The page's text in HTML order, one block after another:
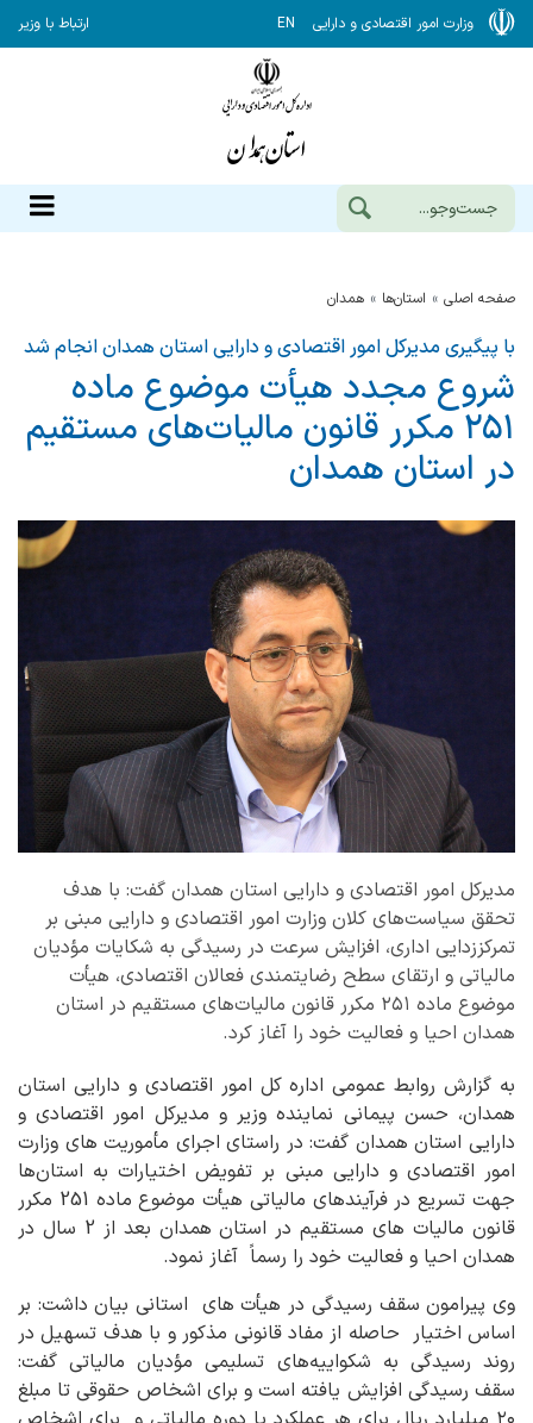
وزارت امور اقتصادی و دارایی EN ارتباط با وزیر
صفحه اصلی استان‌ها همدان
با پیگیری‌ مدیرکل امور اقتصادی و دارایی استان همدان انجام شد
شروع مجدد هیأت موضوع ماده
۲۵۱ مکرر قانون مالیات‌های مستقیم
در استان همدان
مدیرکل امور اقتصادی و دارایی استان همدان گفت: با هدف
تحقق سیاست‌های کلان وزارت امور اقتصادی و دارایی مبنی بر
تمرکززدایی اداری، افزایش سرعت در رسیدگی به شکایات مؤدیان
مالیاتی و ارتقای سطح رضایتمندی فعالان اقتصادی، هیأت
موضوع ماده ۲۵۱ مکرر قانون مالیات‌های مستقیم در استان
همدان احیا و فعالیت خود را آغاز کرد.
به گزارش روابط عمومی اداره کل امور اقتصادی و دارایی استان
همدان، حسن پیمانی نماینده وزیر و مدیرکل امور اقتصادی و
دارایی استان همدان گفت: در راستای اجرای مأموریت های وزارت
امور اقتصادی و دارایی مبنی بر تفویض اختیارات به استان‌ها
جهت تسریع در فرآیندهای مالیاتی هیأت موضوع ماده 251 مکرر
قانون مالیات های مستقیم در استان همدان بعد از 2 سال در
همدان احیا و فعالیت خود را رسماً آغاز نمود.
وی پیرامون سقف رسیدگی در هیأت های استانی بیان داشت: بر
اساس اختیار حاصله از مفاد قانونی مذکور و با هدف تسهیل در
روند رسیدگی به شکواییه‌های تسلیمی مؤدیان مالیاتی گفت:
سقف رسیدگی افزایش یافته است و برای اشخاص حقوقی تا مبلغ